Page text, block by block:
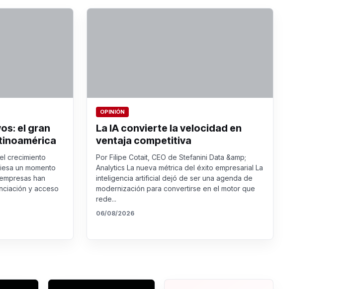
el gran
crecimiento
un momento
han
y acceso
OPINIÓN
La IA convierte la velocidad en
ventaja competitiva
Por Filipe Cotait, CEO de Stefanini Data &amp;
Analytics La nueva métrica del éxito empresarial La
inteligencia artificial dejó de ser una agenda de
modernización para convertirse en el motor que
rede...
06/08/2026